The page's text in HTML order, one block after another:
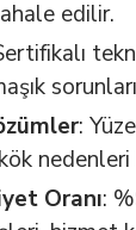
edilir.
:
Oranı: